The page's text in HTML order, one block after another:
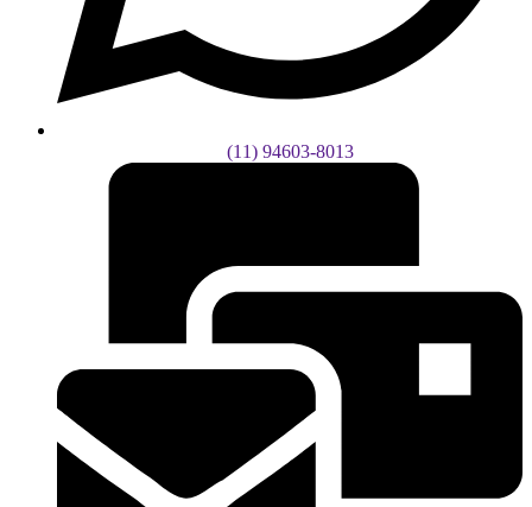
(11) 94603-8013